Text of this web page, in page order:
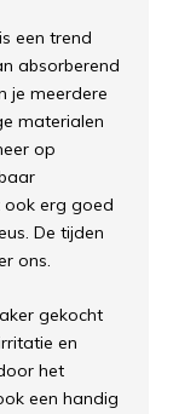
een trend
absorberend
je meerdere
materialen
op
erg goed
De tijden
ons.
aker gekocht
ritatie en
het
ok een handig